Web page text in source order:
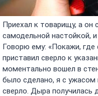
Приехал к товарищу, а он
самодельной настойкой,
Говорю ему: «Покажи, где
приставил сверло к
моментально вошел в
было сделано, я с
сверло. Дыра получилась